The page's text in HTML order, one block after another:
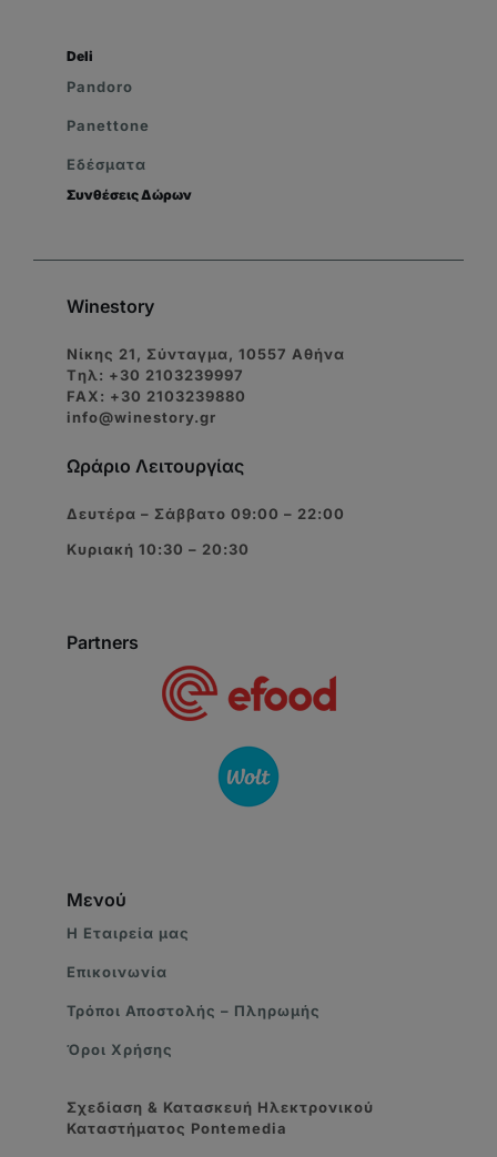
Deli
Pandoro
Panettone
Εδέσματα
Συνθέσεις Δώρων
Winestory
Νίκης 21, Σύνταγμα, 10557 Αθήνα
Tηλ: +30 2103239997
FAX: +30 2103239880
info@winestory.gr
Ωράριο Λειτουργίας
Δευτέρα – Σάββατο 09:00 – 22:00
Κυριακή 10:30 – 20:30
Partners
Μενού
Η Eταιρεία μας
Επικοινωνία
Τρόποι Αποστολής – Πληρωμής
Όροι Χρήσης
Σχεδίαση & Κατασκευή Ηλεκτρονικού
Καταστήματος Pontemedia